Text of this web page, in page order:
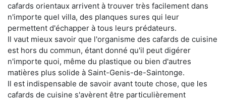
cafards orientaux arrivent à trouver très facilement dans
n'importe quel villa, des planques sures qui leur
permettent d'échapper à tous leurs prédateurs.
Il vaut mieux savoir que l'organisme des cafards de cuisine
est hors du commun, étant donné qu'il peut digérer
n'importe quoi, même du plastique ou bien d'autres
matières plus solide à Saint-Genis-de-Saintonge.
Il est indispensable de savoir avant toute chose, que les
cafards de cuisine s'avèrent être particulièrement